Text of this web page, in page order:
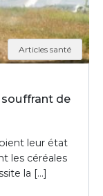
Articles santé
de
leur état
les céréales
la […]